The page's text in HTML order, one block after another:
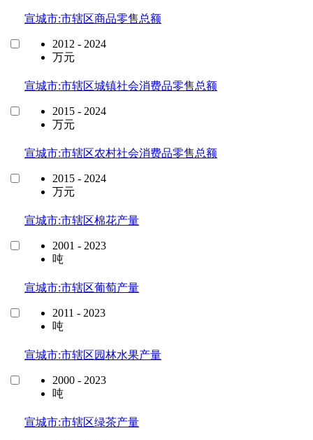
宣城市:市辖区商品零售总额
2012 - 2024
万元
宣城市:市辖区城镇社会消费品零售总额
2015 - 2024
万元
宣城市:市辖区农村社会消费品零售总额
2015 - 2024
万元
宣城市:市辖区棉花产量
2001 - 2023
吨
宣城市:市辖区葡萄产量
2011 - 2023
吨
宣城市:市辖区园林水果产量
2000 - 2023
吨
宣城市:市辖区绿茶产量